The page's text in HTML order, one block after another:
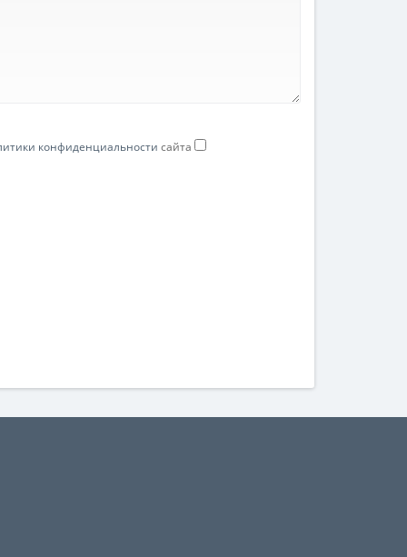
конфиденциальности сайта